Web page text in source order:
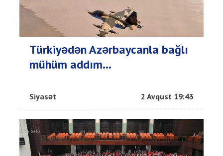
Türkiyədən Azərbaycanla bağlı
mühüm addım...
Siyasət 2 Avqust 19:43